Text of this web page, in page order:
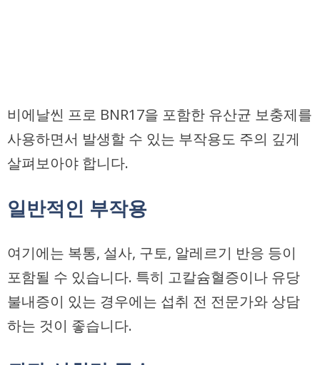
비에날씬 프로 BNR17을 포함한 유산균 보충제를
사용하면서 발생할 수 있는 부작용도 주의 깊게
살펴보아야 합니다.
일반적인 부작용
여기에는 복통, 설사, 구토, 알레르기 반응 등이
포함될 수 있습니다. 특히 고칼슘혈증이나 유당
불내증이 있는 경우에는 섭취 전 전문가와 상담
하는 것이 좋습니다.